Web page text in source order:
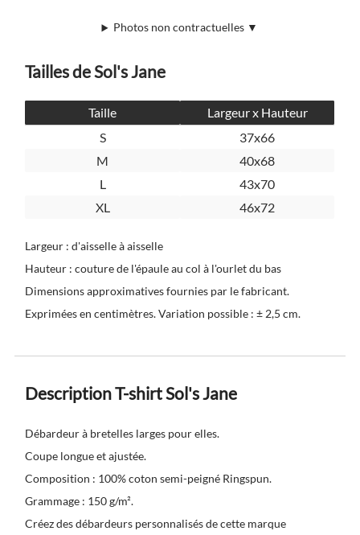
Photos non contractuelles ▼
Tailles de Sol's Jane
Taille
Largeur x Hauteur
S
37x66
M
40x68
L
43x70
XL
46x72
Largeur : d'aisselle à aisselle
Hauteur : couture de l'épaule au col à l'ourlet du bas
Dimensions approximatives fournies par le fabricant.
Exprimées en centimètres. Variation possible : ± 2,5 cm.
Description T-shirt Sol's Jane
Débardeur à bretelles larges pour elles.
Coupe longue et ajustée.
Composition : 100% coton semi-peigné Ringspun.
Grammage : 150 g/m².
Créez des débardeurs personnalisés de cette marque